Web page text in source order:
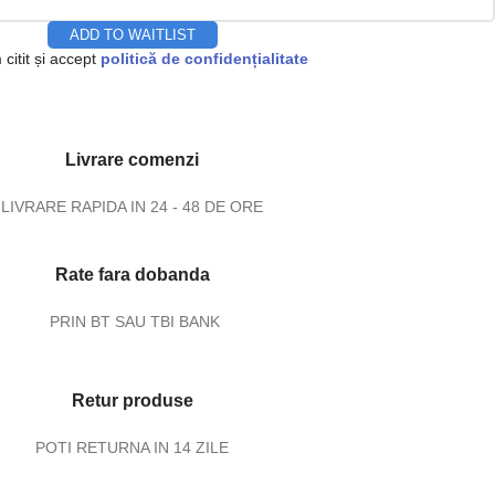
ADD TO WAITLIST
citit și accept politică de confidențialitate
Livrare comenzi
LIVRARE RAPIDA IN 24 - 48 DE ORE
Rate fara dobanda
PRIN BT SAU TBI BANK
Retur produse
POTI RETURNA IN 14 ZILE